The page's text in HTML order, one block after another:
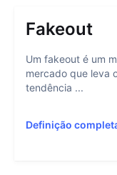
Fakeout
Um fakeout é um
mercado que leva
tendência ...
Definição